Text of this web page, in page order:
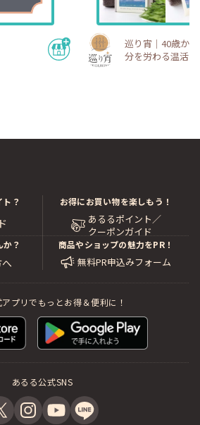
巡り宵｜40歳か
分を労わる温活
？ お得にお買い物を楽しもう！
あるるポイント／
クーポンガイド
？ 商品やショップの魅力をPR！
無料PR申込みフォーム
プリでもっとお得＆便利に！
あるる公式SNS